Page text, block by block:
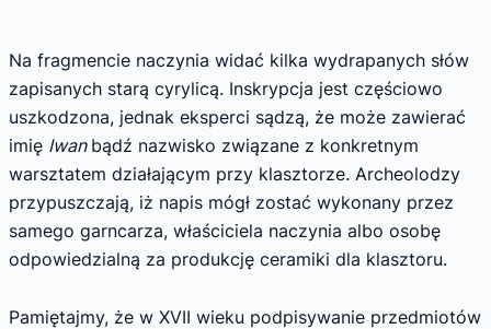
Na fragmencie naczynia widać kilka wydrapanych słów
zapisanych starą cyrylicą. Inskrypcja jest częściowo
uszkodzona, jednak eksperci sądzą, że może zawierać
imię Iwan bądź nazwisko związane z konkretnym
warsztatem działającym przy klasztorze. Archeolodzy
przypuszczają, iż napis mógł zostać wykonany przez
samego garncarza, właściciela naczynia albo osobę
odpowiedzialną za produkcję ceramiki dla klasztoru.
Pamiętajmy, że w XVII wieku podpisywanie przedmiotów